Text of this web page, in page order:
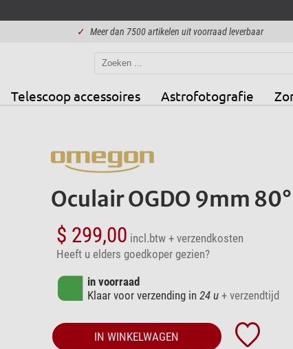
✓ Meer dan 7500 artikelen uit voorraad leverbaar
Telescoop accessoires Astrofotografie
Oculair OGDO 9mm 80°
$ 299,00 incl.btw + verzendkosten
Heeft u elders goedkoper gezien?
in voorraad
Klaar voor verzending in 24 u + verzendtijd
IN WINKELWAGEN